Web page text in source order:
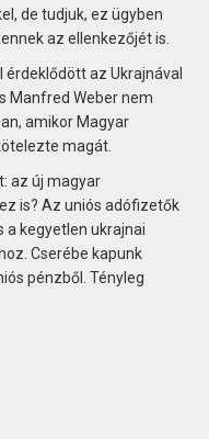
de tudjuk, ez ügyben
az ellenkezőjét is.
az Ukrajnával
Manfred Weber nem
amikor Magyar
magát.
az új magyar
is? Az uniós adófizetők
a kegyetlen ukrajnai
Cserébe kapunk
pénzből. Tényleg